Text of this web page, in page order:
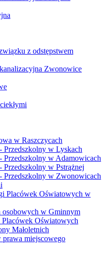
z odstępstwem
Zwonowice
w Raszczycach
Przedszkolny w Lyskach
Przedszkolny w Adamowicach
Przedszkolny w Pstrążnej
Przedszkolny w Zwonowicach
Placówek Oświatowych w
osobowych w Gminnym
Placówek Oświatowych
Małoletnich
miejscowego